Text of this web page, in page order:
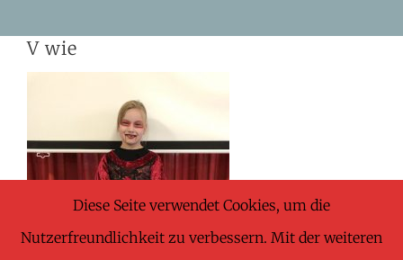
V wie
Diese Seite verwendet Cookies, um die
Nutzerfreundlichkeit zu verbessern. Mit der weiteren